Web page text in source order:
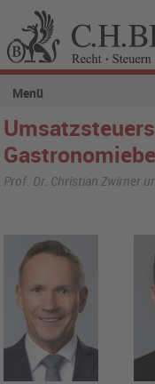
Menü
Prof. Dr. Christian Zwirner